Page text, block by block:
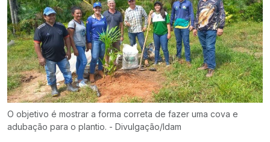
O objetivo é mostrar a forma correta de fazer uma cova e
adubação para o plantio. - Divulgação/Idam